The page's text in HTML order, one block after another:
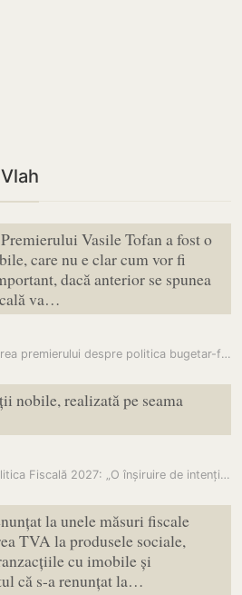
Vasile Tofan a fost o
care nu e clar cum vor fi
dacă anterior se spunea
va…
Irina Vlah: Prezentarea premierului despre politica bugetar-fiscală a…
nobile, realizată pe seama
Irina Vlah critică Politica Fiscală 2027: „O înșiruire de intenții…
la unele măsuri fiscale
TVA la produsele sociale,
cu imobile și
că s-a renunțat la…